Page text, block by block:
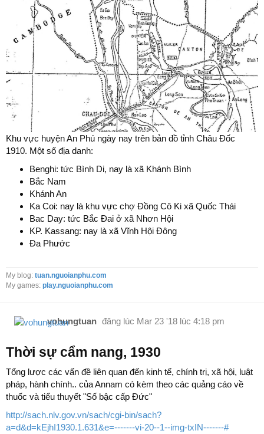
Khu vực huyện An Phú ngày nay trên bản đồ tỉnh Châu Đốc
1910. Một số địa danh:
Benghi: tức Bình Di, nay là xã Khánh Bình
Bắc Nam
Khánh An
Ka Coi: nay là khu vực chợ Đồng Cô Ki xã Quốc Thái
Bac Day: tức Bắc Đai ở xã Nhơn Hội
KP. Kassang: nay là xã Vĩnh Hội Đông
Đa Phước
My blog: tuan.nguoianphu.com
My games: play.nguoianphu.com
vohungtuan đăng lúc Mar 23 '18 lúc 4:18 pm
Thời sự cẩm nang, 1930
Tổng lược các vấn đề liên quan đến kinh tế, chính trị, xã hội, luật
pháp, hành chính.. của Annam có kèm theo các quảng cáo về
thuốc và tiểu thuyết "Số bậc cấp Đức"
http://sach.nlv.gov.vn/sach/cgi-bin/sach?
a=d&d=kEjhI1930.1.631&e=-------vi-20--1--img-txIN-------#